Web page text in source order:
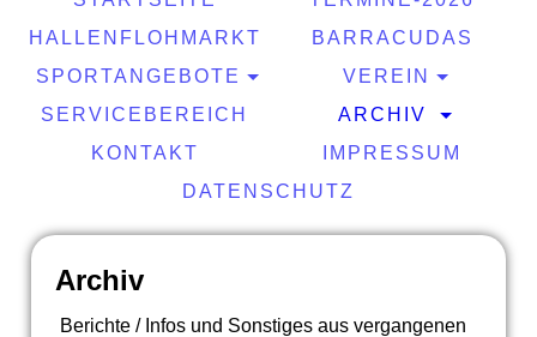
HALLENFLOHMARKT
BARRACUDAS
SPORTANGEBOTE
VEREIN
SERVICEBEREICH
ARCHIV
KONTAKT
IMPRESSUM
DATENSCHUTZ
Archiv
Berichte / Infos und Sonstiges aus vergangenen